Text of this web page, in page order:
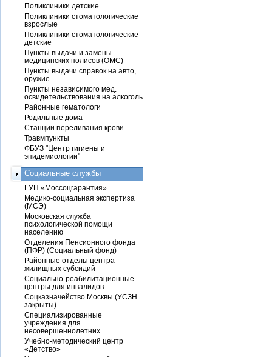
Поликлиники детские
Поликлиники стоматологические
взрослые
Поликлиники стоматологические
детские
Пункты выдачи и замены
медицинских полисов (ОМС)
Пункты выдачи справок на авто,
оружие
Пункты независимого мед.
освидетельствования на алкоголь
Районные гематологи
Родильные дома
Станции переливания крови
Травмпункты
ФБУЗ "Центр гигиены и
эпидемиологии"
Социальные службы
ГУП «Моссоцгарантия»
Медико-социальная экспертиза
(МСЭ)
Московская служба
психологической помощи
населению
Отделения Пенсионного фонда
(ПФР) (Социальный фонд)
Районные отделы центра
жилищных субсидий
Социально-реабилитационные
центры для инвалидов
Соцказначейство Москвы (УСЗН
закрыты)
Специализированные
учреждения для
несовершеннолетних
Учебно-методический центр
«Детство»